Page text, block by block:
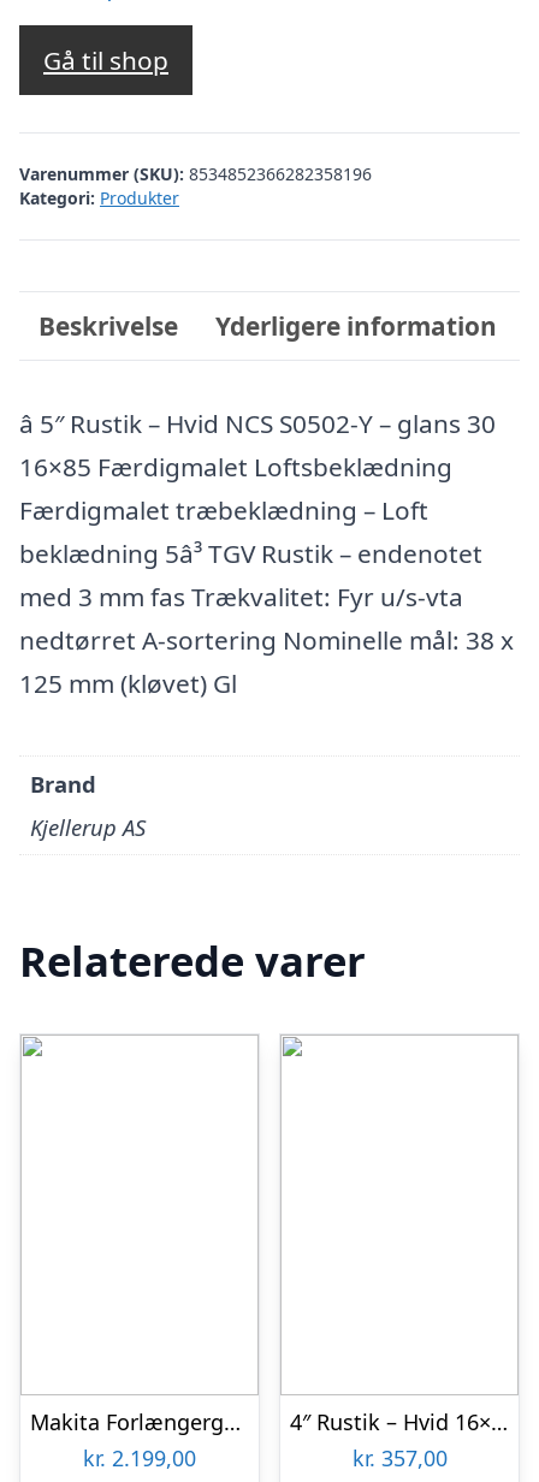
Gå til shop
Varenummer (SKU): 8534852366282358196
Kategori: Produkter
Beskrivelse Yderligere information
â 5″ Rustik – Hvid NCS S0502-Y – glans 30
16×85 Færdigmalet Loftsbeklædning
Færdigmalet træbeklædning – Loft
beklædning 5â³ TGV Rustik – endenotet
med 3 mm fas Trækvalitet: Fyr u/s-vta
nedtørret A-sortering Nominelle mål: 38 x
125 mm (kløvet) Gl
Brand
Kjellerup AS
Relaterede varer
Makita Forlængergreb – 194500-1
kr. 2.199,00
4″ Rustik – Hvid 16×85 Færdigmalet Loftbeklædning
kr. 357,00